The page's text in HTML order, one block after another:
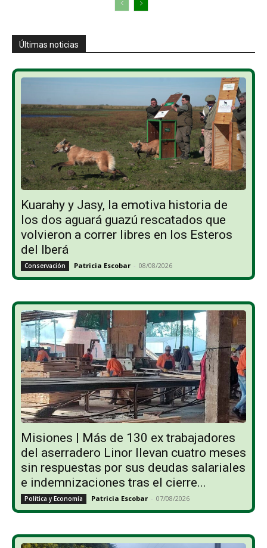
Últimas noticias
Kuarahy y Jasy, la emotiva historia de
los dos aguará guazú rescatados que
volvieron a correr libres en los Esteros
del Iberá
Conservación Patricia Escobar - 08/08/2026
Misiones | Más de 130 ex trabajadores
del aserradero Linor llevan cuatro meses
sin respuestas por sus deudas salariales
e indemnizaciones tras el cierre...
Política y Economía Patricia Escobar - 07/08/2026